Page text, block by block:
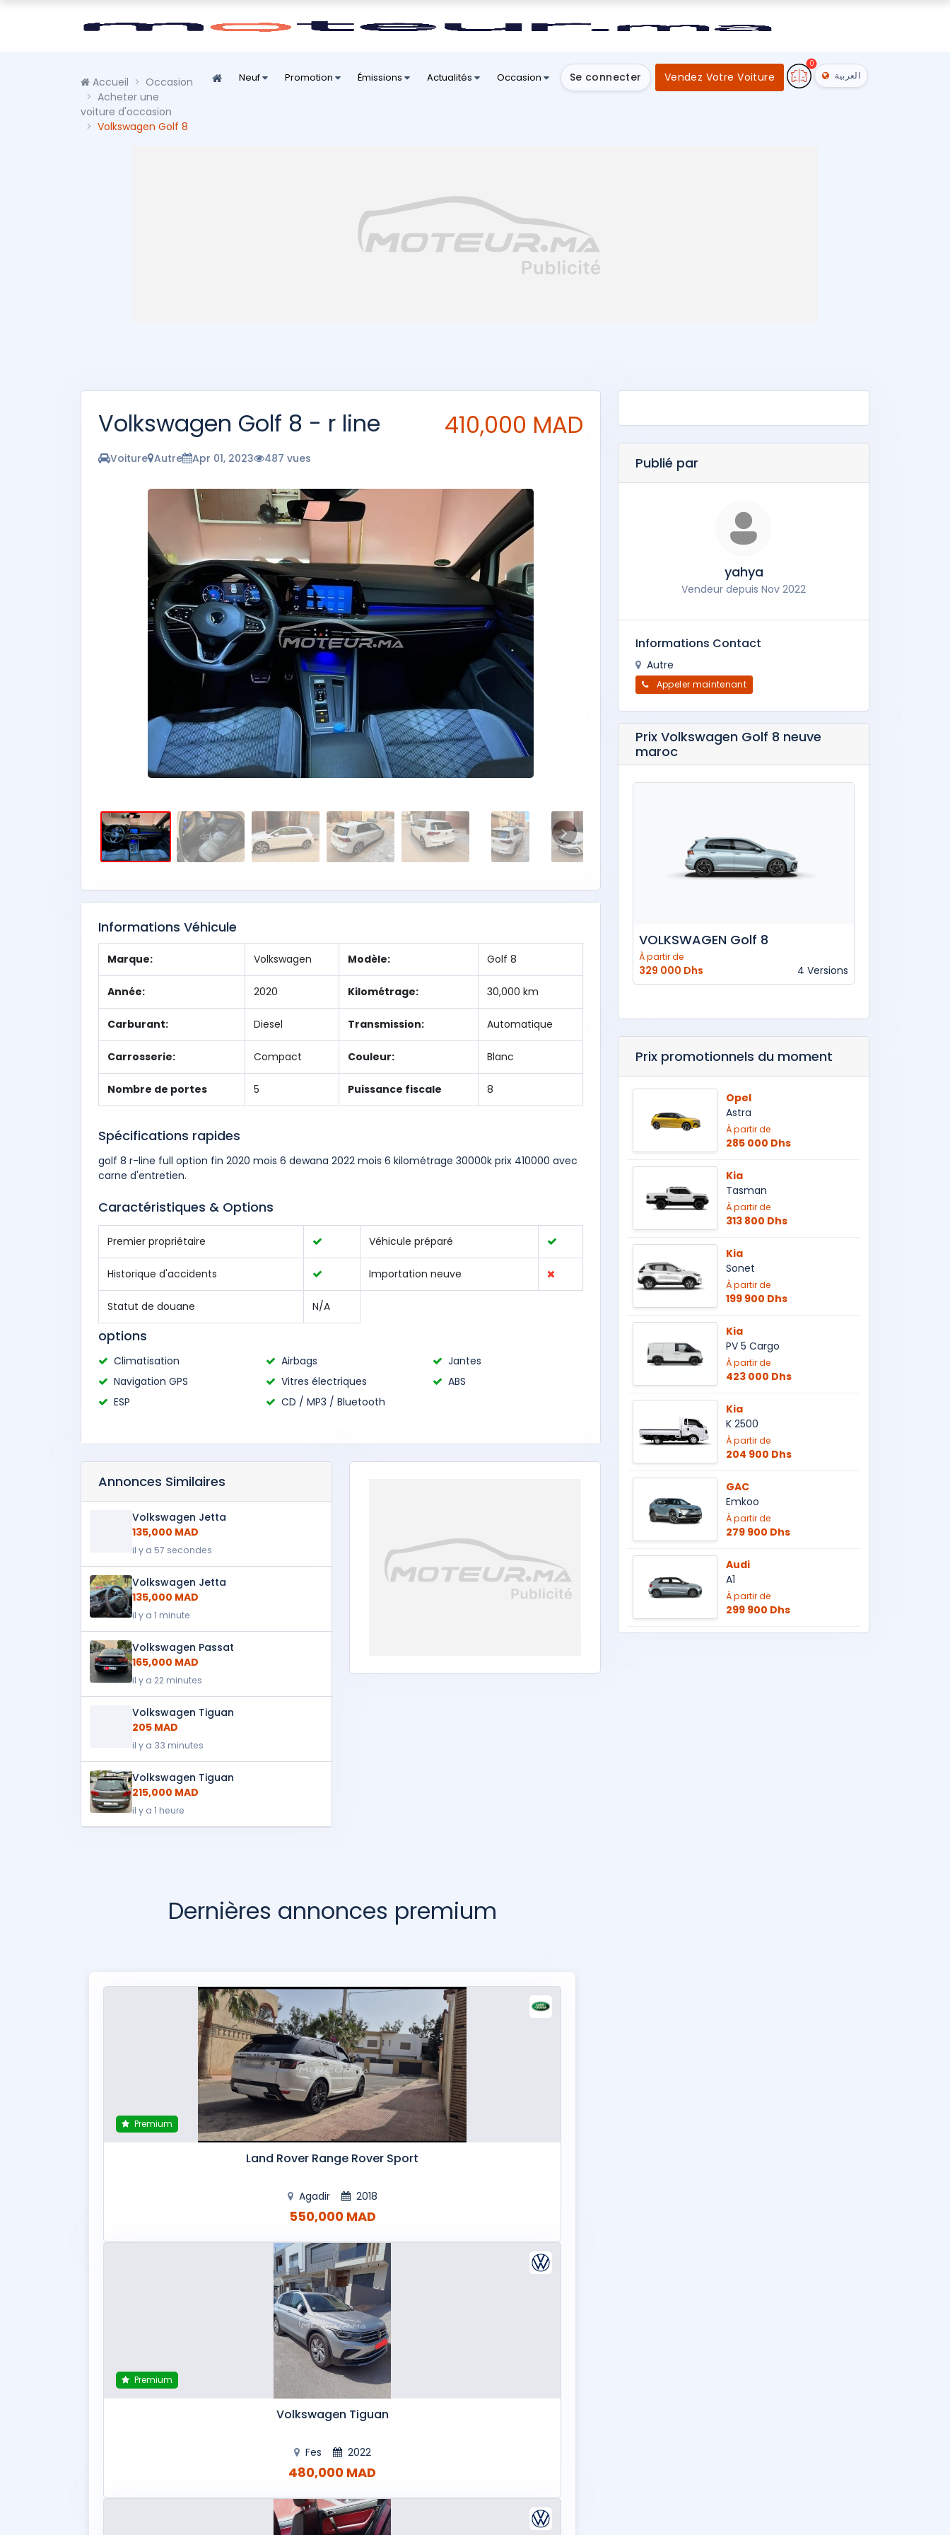
Neuf Promotion Émissions Actualités Occasion Se connecter Vendez Votre Voiture
0
العربية Accueil
Occasion
Acheter une
voiture d'occasion
Volkswagen Golf 8
Volkswagen Golf 8 - r line 410,000 MAD
Voiture Autre Apr 01, 2023 487 vues
Informations Véhicule
Marque: Volkswagen Modèle: Golf 8
Année: 2020 Kilométrage: 30,000 km
Carburant: Diesel Transmission: Automatique
Carrosserie: Compact Couleur: Blanc
Nombre de portes 5 Puissance fiscale 8
Spécifications rapides
golf 8 r-line full option fin 2020 mois 6 dewana 2022 mois 6 kilométrage 30000k prix 410000 avec
carne d'entretien.
Caractéristiques & Options
Premier propriétaire Véhicule préparé
Historique d'accidents Importation neuve
Statut de douane N/A
options
Climatisation Airbags
Jantes
Navigation GPS
Vitres électriques
ABS
ESP
CD / MP3 / Bluetooth
Annonces Similaires
Volkswagen Jetta
135,000 MAD
il y a 57 secondes
Volkswagen Jetta
135,000 MAD
il y a 1 minute
Volkswagen Passat
165,000 MAD
il y a 22 minutes
Volkswagen Tiguan
205 MAD
il y a 33 minutes
Volkswagen Tiguan
215,000 MAD
il y a 1 heure
Dernières annonces premium
Premium
Land Rover Range Rover Sport
Agadir 2018
550,000 MAD
Premium
Volkswagen Tiguan
Fes 2022
480,000 MAD
Publié par
yahya
Vendeur depuis Nov 2022
Informations Contact
Autre
Appeler maintenant
Prix Volkswagen Golf 8 neuve
maroc
VOLKSWAGEN Golf 8
À partir de
329 000 Dhs 4 Versions
Prix promotionnels du moment
Opel
Astra
À partir de
285 000 Dhs
Kia
Tasman
À partir de
313 800 Dhs
Kia
Sonet
À partir de
199 900 Dhs
Kia
PV 5 Cargo
À partir de
423 000 Dhs
Kia
K 2500
À partir de
204 900 Dhs
GAC
Emkoo
À partir de
279 900 Dhs
Audi
A1
À partir de
299 900 Dhs